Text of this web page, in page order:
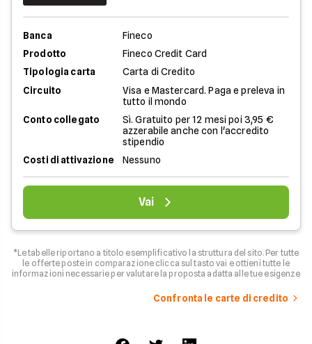
Banca
Fineco
Prodotto
Fineco Credit Card
Tipologia carta
Carta di Credito
Circuito
Visa e Mastercard. Paga e preleva in
tutto il mondo
Conto collegato
Sì. Gratuito per 12 mesi poi 3,95 €
azzerabile anche con l'accredito
stipendio
Costi di attivazione
Nessuno
Vai
*Le tabelle riportano a titolo esemplificativo la struttura del sito. Per tutte
le offerte poste in comparazione clicca sul tasto vai e ottieni tutte le
informazioni necessarie per valutare la proposta adatta alle tue esigenze
Confronta le carte di credito